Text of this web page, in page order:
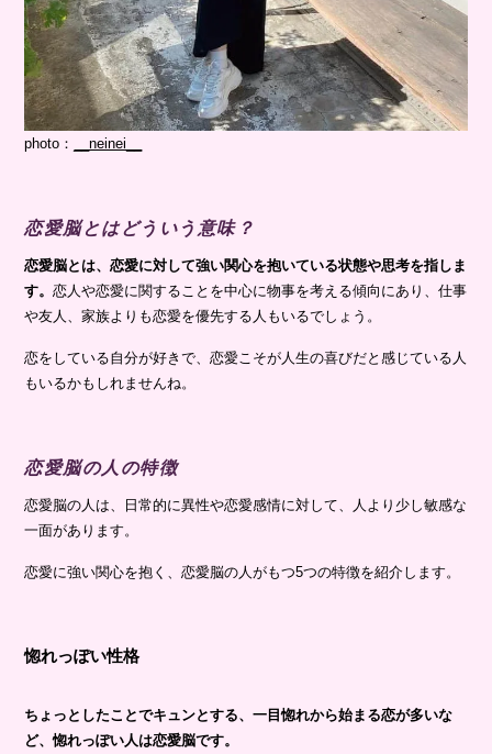
photo： __neinei__
恋愛脳とはどういう意味？
恋愛脳とは、恋愛に対して強い関心を抱いている状態や思考を指しま
す。恋人や恋愛に関することを中心に物事を考える傾向にあり、仕事
や友人、家族よりも恋愛を優先する人もいるでしょう。
恋をしている自分が好きで、恋愛こそが人生の喜びだと感じている人
もいるかもしれませんね。
恋愛脳の人の特徴
恋愛脳の人は、日常的に異性や恋愛感情に対して、人より少し敏感な
一面があります。
恋愛に強い関心を抱く、恋愛脳の人がもつ5つの特徴を紹介します。
惚れっぽい性格
ちょっとしたことでキュンとする、一目惚れから始まる恋が多いな
ど、惚れっぽい人は恋愛脳です。